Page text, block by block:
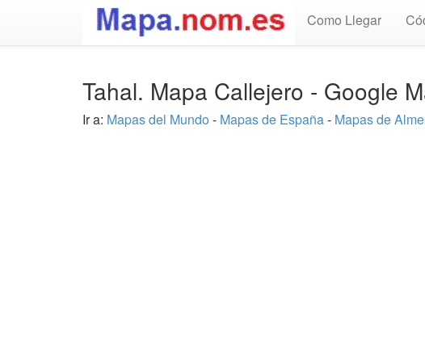
Como Llegar
Tahal. Mapa Callejero - Google
Ir a: Mapas del Mundo - Mapas de España- Mapas de